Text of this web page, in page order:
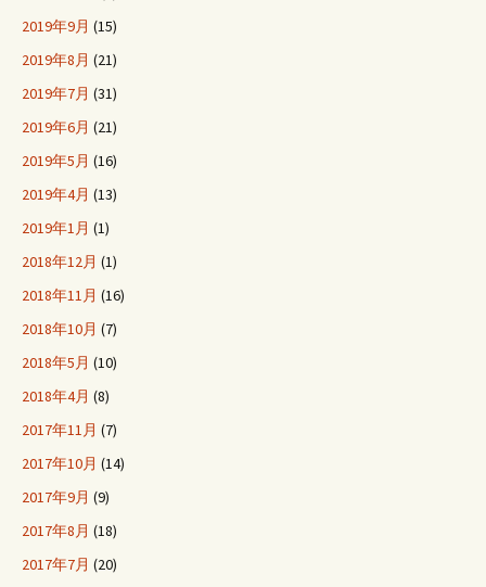
2019年9月 (15)
2019年8月 (21)
2019年7月 (31)
2019年6月 (21)
2019年5月 (16)
2019年4月 (13)
2019年1月 (1)
2018年12月 (1)
2018年11月 (16)
2018年10月 (7)
2018年5月 (10)
2018年4月 (8)
2017年11月 (7)
2017年10月 (14)
2017年9月 (9)
2017年8月 (18)
2017年7月 (20)